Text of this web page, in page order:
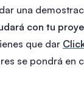
una
con tu
que dar
se pondrá en